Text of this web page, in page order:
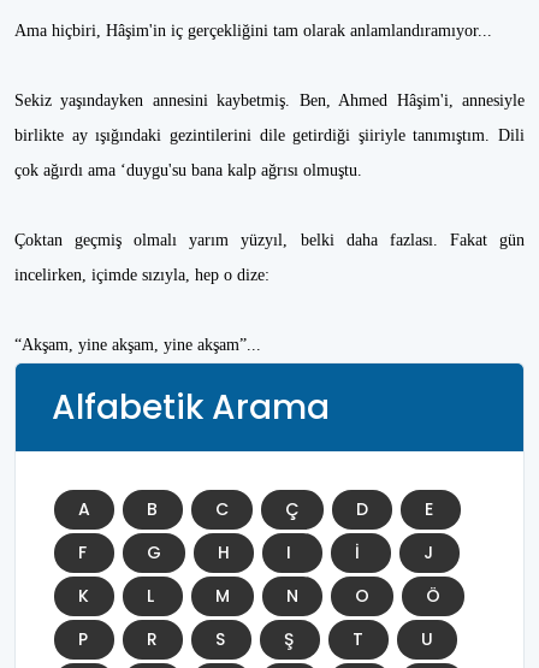
Ama hiçbiri, Hâşim'in iç gerçekliğini tam olarak anlamlandıramıyor...
Sekiz yaşındayken annesini kaybetmiş. Ben, Ahmed Hâşim'i, annesiyle
birlikte ay ışığındaki gezintilerini dile getirdiği şiiriyle tanımıştım. Dili
çok ağırdı ama ‘duygu'su bana kalp ağrısı olmuştu.
Çoktan geçmiş olmalı yarım yüzyıl, belki daha fazlası. Fakat gün
incelirken, içimde sızıyla, hep o dize:
“Akşam, yine akşam, yine akşam”...
Alfabetik Arama
A B C Ç D
E
F
G H I İ
J
K
L M N O
Ö
P
R S Ş T
U